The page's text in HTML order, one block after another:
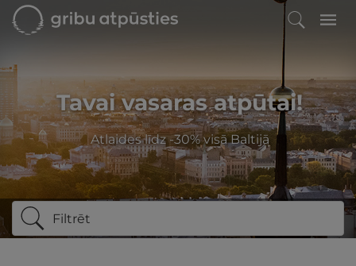
Tavai vasaras atpūtai!
Atlaides līdz -30% visā Baltijā
Filtrēt